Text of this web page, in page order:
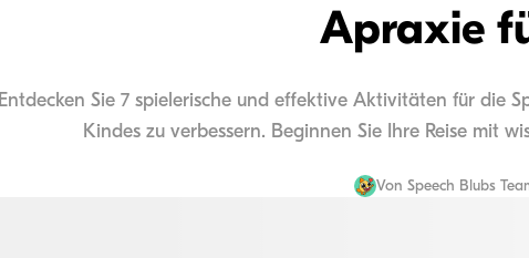
Apraxie
Entdecken Sie 7 spielerische und effektive Aktivitäten für die
Kindes zu verbessern. Beginnen Sie Ihre Reise mit
Von Speech Blubs